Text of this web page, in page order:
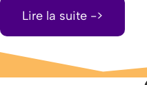
Lire la suite ->